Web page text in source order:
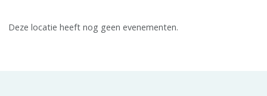
Deze locatie heeft nog geen evenementen.